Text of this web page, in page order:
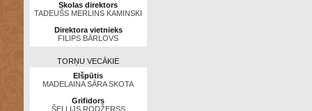
Skolas direktors
TADEUŠS MERLINS KAMINSKI
Direktora vietnieks
FILIPS BĀRLOVS
TORŅU VECĀKIE
Elšpūtis
MADELAINA SĀRA SKOTA
Grifidors
ŠELLIJS RODŽERSS